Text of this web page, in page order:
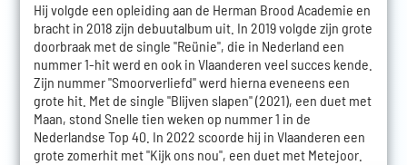
Hij volgde een opleiding aan de Herman Brood Academie en
bracht in 2018 zijn debuutalbum uit. In 2019 volgde zijn grote
doorbraak met de single "Reünie", die in Nederland een
nummer 1-hit werd en ook in Vlaanderen veel succes kende.
Zijn nummer "Smoorverliefd" werd hierna eveneens een
grote hit. Met de single "Blijven slapen" (2021), een duet met
Maan, stond Snelle tien weken op nummer 1 in de
Nederlandse Top 40. In 2022 scoorde hij in Vlaanderen een
grote zomerhit met "Kijk ons nou", een duet met Metejoor.